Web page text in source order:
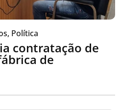
, Política
contratação de
de